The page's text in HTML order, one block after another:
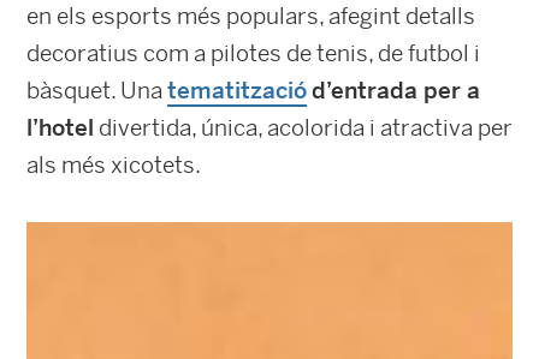
en els esports més populars, afegint detalls
decoratius com a pilotes de tenis, de futbol i
bàsquet. Unatematitzaciód’entrada per a
l’hotel divertida, única, acolorida i atractiva per
als més xicotets.